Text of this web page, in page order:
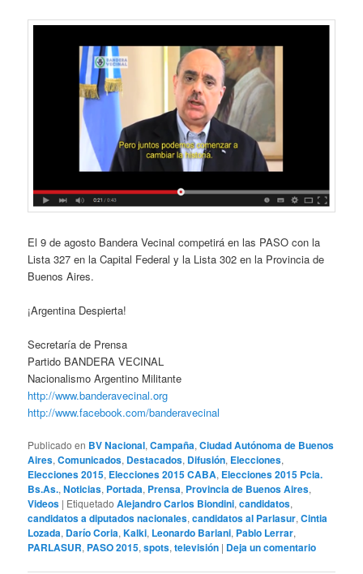
El 9 de agosto Bandera Vecinal competirá en las PASO con la
Lista 327 en la Capital Federal y la Lista 302 en la Provincia de
Buenos Aires.
¡Argentina Despierta!
Secretaría de Prensa
Partido BANDERA VECINAL
Nacionalismo Argentino Militante
http://www.banderavecinal.org
http://www.facebook.com/banderavecinal
Publicado en BV Nacional,Campaña,Ciudad Autónoma de Buenos
Aires,Comunicados, Destacados, Difusión, Elecciones,
Elecciones 2015, Elecciones 2015 CABA, Elecciones 2015 Pcia.
Bs.As.,Noticias, Portada, Prensa, Provincia de Buenos Aires,
Videos | Etiquetado Alejandro Carlos Biondini,candidatos,
candidatos a diputados nacionales,candidatos al Parlasur,Cintia
Lozada, Darío Coria,Kalki, Leonardo Bariani, Pablo Lerrar,
PARLASUR, PASO 2015,spots,televisión | Deja un comentario